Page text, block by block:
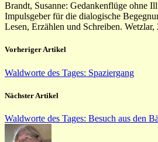
Brandt, Susanne: Gedankenflüge ohne
Impulsgeber für die dialogische
Lesen, Erzählen und Schreiben. Wetzlar,
Vorheriger Artikel
Waldworte des Tages: Spaziergang
Nächster Artikel
Waldworte des Tages: Besuch aus den